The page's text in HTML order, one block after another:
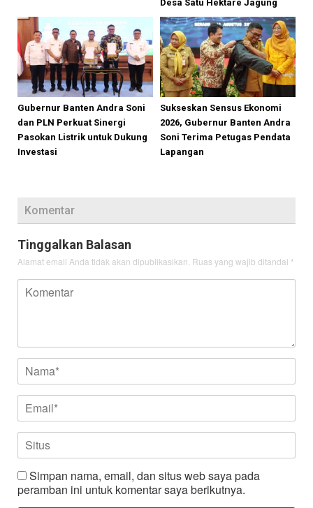
Desa Satu Hektare Jagung
Gubernur Banten Andra Soni
dan PLN Perkuat Sinergi
Pasokan Listrik untuk Dukung
Investasi
Sukseskan Sensus Ekonomi
2026, Gubernur Banten Andra
Soni Terima Petugas Pendata
Lapangan
Komentar
Tinggalkan Balasan
Alamat email Anda tidak akan dipublikasikan. Ruas yang wajib ditandai *
Simpan nama, email, dan situs web saya pada
peramban ini untuk komentar saya berikutnya.